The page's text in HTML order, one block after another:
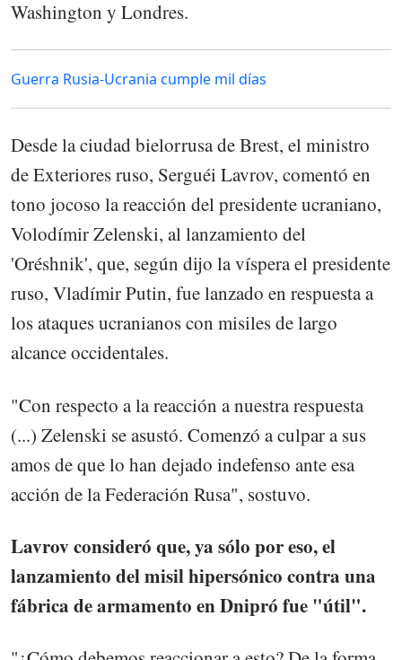
Washington y Londres.
Guerra Rusia-Ucrania cumple mil días
Desde la ciudad bielorrusa de Brest, el ministro
de Exteriores ruso, Serguéi Lavrov, comentó en
tono jocoso la reacción del presidente ucraniano,
Volodímir Zelenski, al lanzamiento del
'Oréshnik', que, según dijo la víspera el presidente
ruso, Vladímir Putin, fue lanzado en respuesta a
los ataques ucranianos con misiles de largo
alcance occidentales.
"Con respecto a la reacción a nuestra respuesta
(...) Zelenski se asustó. Comenzó a culpar a sus
amos de que lo han dejado indefenso ante esa
acción de la Federación Rusa", sostuvo.
Lavrov consideró que, ya sólo por eso, el
lanzamiento del misil hipersónico contra una
fábrica de armamento en Dnipró fue "útil".